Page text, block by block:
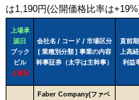
は1,190円(公開価格比率は
上場承
認日
ブック
ビル
上場日
会社名 / コード / 市場区分
[ 業種別分類 ] 事業の内容
幹事証券（太字は主幹事）
直前
上高
利益
Faber Company(ファベ